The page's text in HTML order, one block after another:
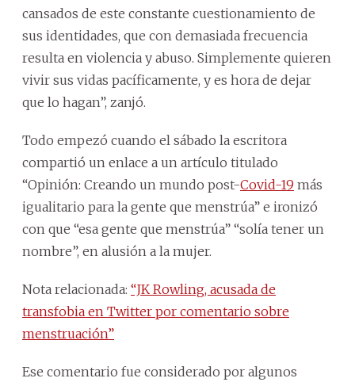
cansados de este constante cuestionamiento de
sus identidades, que con demasiada frecuencia
resulta en violencia y abuso. Simplemente quieren
vivir sus vidas pacíficamente, y es hora de dejar
que lo hagan”, zanjó.
Todo empezó cuando el sábado la escritora
compartió un enlace a un artículo titulado
“Opinión: Creando un mundo post-Covid-19 más
igualitario para la gente que menstrúa” e ironizó
con que “esa gente que menstrúa” “solía tener un
nombre”, en alusión a la mujer.
Nota relacionada: “JK Rowling, acusada de
transfobia en Twitter por comentario sobre
menstruación”
Ese comentario fue considerado por algunos